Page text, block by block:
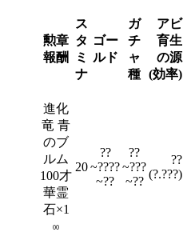
勲章
報酬
ス
タ
ミ
ナ
ゴー
ルド
ガ
チ
ャ
種
アビ
育生
の源
(効率)
進化
竜 青
のブ
ルム
100才
華霊
石×1
00
20
??
~????
~??
??
~???
~??
??
(?.???)